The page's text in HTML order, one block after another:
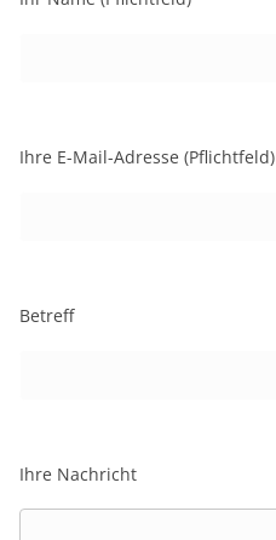
Ihre E-Mail-Adresse (Pflichtfeld)
Betreff
Ihre Nachricht